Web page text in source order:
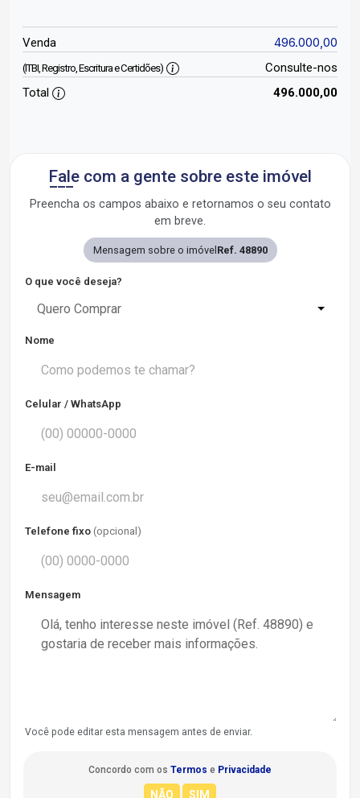
Venda 496.000,00
(ITBI, Registro, Escritura e Certidões)
Consulte-nos
Total
496.000,00
Fale com a gente sobre este imóvel
Preencha os campos abaixo e retornamos o seu contato
em breve.
Mensagem sobre o imóvel Ref. 48890
O que você deseja?
Quero Comprar
Nome
Celular / WhatsApp
E-mail
Telefone fixo (opcional)
Mensagem
Você pode editar esta mensagem antes de enviar.
Concordo com os Termos e Privacidade